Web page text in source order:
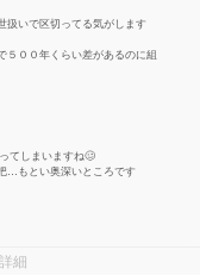
扱いで区切ってる気がします
５００年くらい差があるのに組
てしまいますね🥴
…もとい奥深いところです
細